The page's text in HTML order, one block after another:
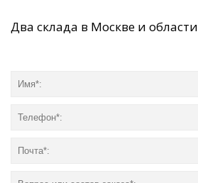
Два склада в Москве и области